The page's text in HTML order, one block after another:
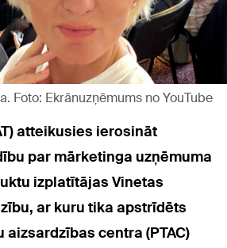
Foto: Ekrānuzņēmums no YouTube
atteikusies ierosināt
par mārketinga uzņēmuma
izplatītājas Vinetas
ar kuru tika apstrīdēts
centra (PTAC)